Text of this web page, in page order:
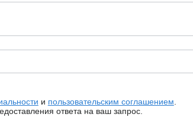
и пользовательским соглашением
ответа на ваш запрос.